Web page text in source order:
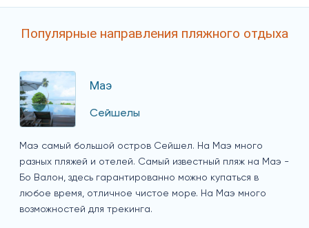
Популярные направления пляжного отдыха
Маэ
Сейшелы
Маэ самый большой остров Сейшел. На Маэ много
разных пляжей и отелей. Самый известный пляж на Маэ -
Бо Валон, здесь гарантированно можно купаться в
любое время, отличное чистое море. На Маэ много
возможностей для трекинга.